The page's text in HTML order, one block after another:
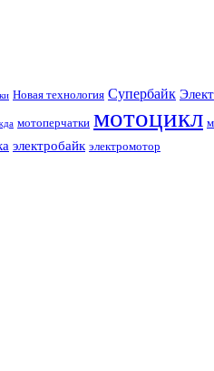
Новая технология Супербайк
мотоперчатки мотоцикл
электробайк электромотор